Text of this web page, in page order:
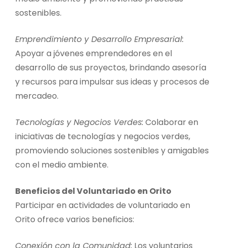
sostenibles.
Emprendimiento y Desarrollo Empresarial:
Apoyar a jóvenes emprendedores en el
desarrollo de sus proyectos, brindando asesoría
y recursos para impulsar sus ideas y procesos de
mercadeo.
Tecnologías y Negocios Verdes: Colaborar en
iniciativas de tecnologías y negocios verdes,
promoviendo soluciones sostenibles y amigables
con el medio ambiente.
Beneficios del Voluntariado en Orito
Participar en actividades de voluntariado en
Orito ofrece varios beneficios:
Conexión con la Comunidad: Los voluntarios